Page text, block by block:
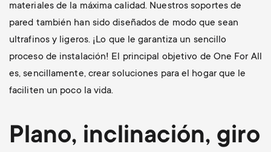
materiales de la máxima calidad. Nuestros soportes de
pared también han sido diseñados de modo que sean
ultrafinos y ligeros. ¡Lo que le garantiza un sencillo
proceso de instalación! El principal objetivo de One For All
es, sencillamente, crear soluciones para el hogar que le
faciliten un poco la vida.
Plano, inclinación, giro